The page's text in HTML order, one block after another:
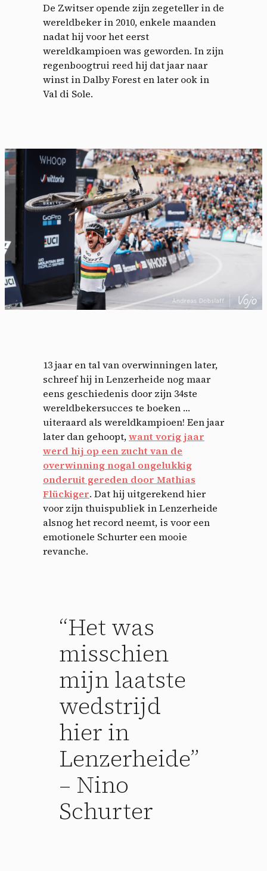
De Zwitser opende zijn zegeteller in de
wereldbeker in 2010, enkele maanden
nadat hij voor het eerst
wereldkampioen was geworden. In zijn
regenboogtrui reed hij dat jaar naar
winst in Dalby Forest en later ook in
Val di Sole.
13 jaar en tal van overwinningen later,
schreef hij in Lenzerheide nog maar
eens geschiedenis door zijn 34ste
wereldbekersucces te boeken …
uiteraard als wereldkampioen! Een jaar
later dan gehoopt,want vorig jaar
werd hij op een zucht van de
overwinning nogal ongelukkig
onderuit gereden door Mathias
Flückiger. Dat hij uitgerekend hier
voor zijn thuispubliek in Lenzerheide
alsnog het record neemt, is voor een
emotionele Schurter een mooie
revanche.
“Het was
misschien
mijn laatste
wedstrijd
hier in
Lenzerheide”
– Nino
Schurter